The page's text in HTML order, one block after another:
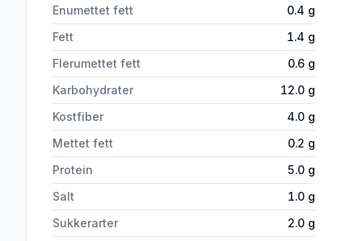
Enumettet fett
0.4 g
Fett
1.4 g
Flerumettet fett
0.6 g
Karbohydrater
12.0 g
Kostfiber
4.0 g
Mettet fett
0.2 g
Protein
5.0 g
Salt
1.0 g
Sukkerarter
2.0 g